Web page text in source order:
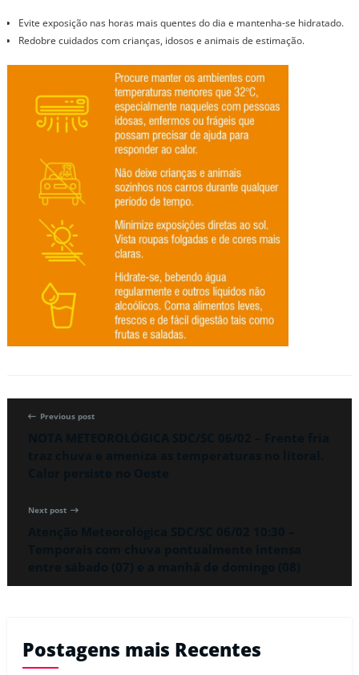
Evite exposição nas horas mais quentes do dia e mantenha-se hidratado.
Redobre cuidados com crianças, idosos e animais de estimação.
Previous post
Next post
Postagens mais Recentes